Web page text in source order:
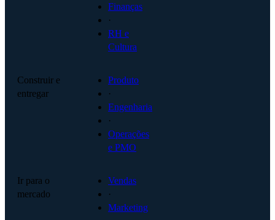
Finanças
·
RH e
Cultura
Construir e
entregar
Produto
·
Engenharia
·
Operações
e PMO
Ir para o
mercado
Vendas
·
Marketing